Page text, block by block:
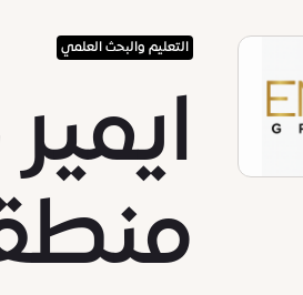
التعليم والبحث العلمي